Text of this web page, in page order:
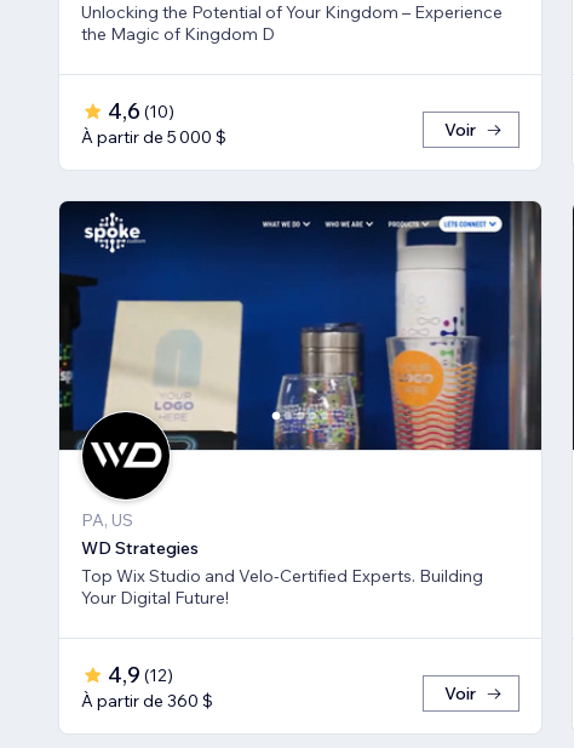
Unlocking the Potential of Your Kingdom – Experience
the Magic of Kingdom D
4,6 (10)
À partir de 5 000 $
Voir
PA, US
WD Strategies
Top Wix Studio and Velo-Certified Experts. Building
Your Digital Future!
4,9 (12)
À partir de 360 $
Voir